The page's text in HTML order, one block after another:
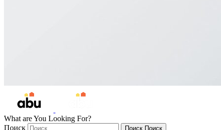
What are You Looking For?
Поиск
Поиск Поиск